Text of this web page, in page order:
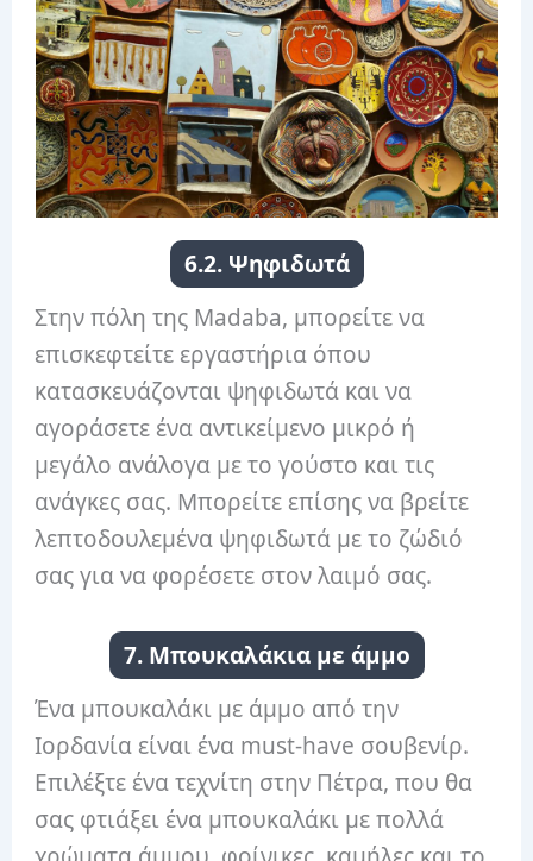
6.2. Ψηφιδωτά
Στην πόλη της Madaba, μπορείτε να
επισκεφτείτε εργαστήρια όπου
κατασκευάζονται ψηφιδωτά και να
αγοράσετε ένα αντικείμενο μικρό ή
μεγάλο ανάλογα με το γούστο και τις
ανάγκες σας. Μπορείτε επίσης να βρείτε
λεπτοδουλεμένα ψηφιδωτά με το ζώδιό
σας για να φορέσετε στον λαιμό σας.
7. Μπουκαλάκια με άμμο
Ένα μπουκαλάκι με άμμο από την
Ιορδανία είναι ένα must-have σουβενίρ.
Επιλέξτε ένα τεχνίτη στην Πέτρα, που θα
σας φτιάξει ένα μπουκαλάκι με πολλά